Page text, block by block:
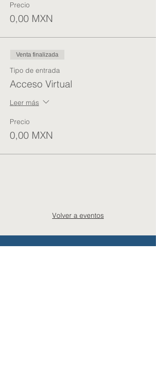
Precio
0,00 MXN
Venta finalizada
Tipo de entrada
Acceso Virtual
Leer más
Precio
0,00 MXN
Volver a eventos